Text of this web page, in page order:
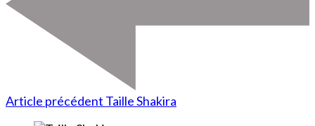
Article précédent Taille Shakira